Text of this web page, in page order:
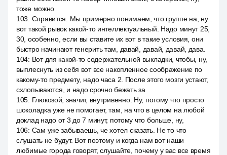
тоже можно
103: Справится. Мы примерно понимаем, что группе на, ну
вот такой рывок какой-то интеллектуальный. Надо минут 25,
30, особенно, если вы ставите их вот в такие условия, они
быстро начинают генерить там, давай, давай, давай, дава.
104: Вот для какой-то содержательной выкладки, чтобы, ну,
выплеснуть из себя вот все накопленное соображение по
какому-то предмету, надо часа 2. После этого мозги устают,
схлопываются, и надо срочно бежать за
105: Глюкозой, значит, внутривенно. Ну, потому что просто
шоколадка уже не помогает, там, на что в целом на любой
доклад надо от 3 до 7 минут, потому что больше, ну,
106: Сам уже забываешь, че хотел сказать. Не то что
слушать не будут. Вот поэтому и когда нам вот наши
любимые города говорят, слушайте, почему у вас все время